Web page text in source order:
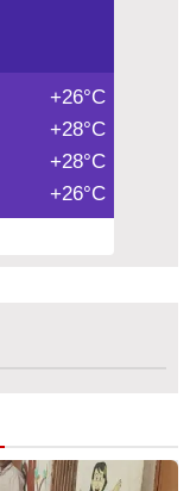
+26°C
+28°C
+28°C
+26°C